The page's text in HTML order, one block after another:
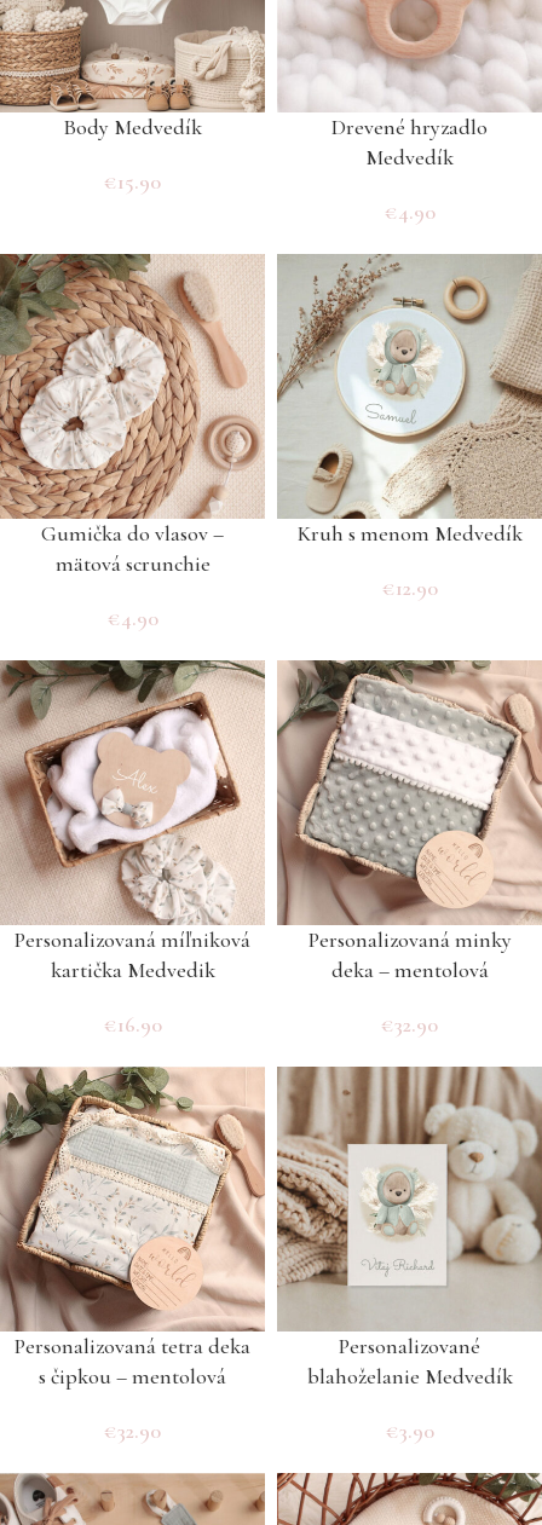
Body Medvedík
€15.90
Drevené hryzadlo
Medvedík
€4.90
Gumička do vlasov –
mätová scrunchie
€4.90
Kruh s menom Medvedík
€12.90
Personalizovaná míľniková
kartička Medvedik
€16.90
Personalizovaná minky
deka – mentolová
€32.90
Personalizovaná tetra deka
s čipkou – mentolová
€32.90
Personalizované
blahoželanie Medvedík
€3.90